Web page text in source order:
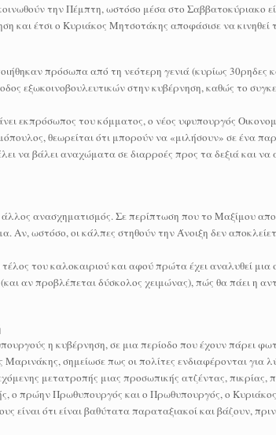
την Πέμπτη, ωστόσο μέσα στο Σαββατοκύριακο
και έτσι ο Κυριάκος Μητσοτάκης αποφάσισε να κινηθεί
πρόσωπα από τη νεότερη γενιά (κυρίως 30ρηδες
εξωκοινοβουλευτικών στην κυβέρνηση, καθώς το
εκπρόσωπος του κόμματος, ο νέος υφυπουργός
θεωρείται ότι μπορούν να «μιλήσουν» σε ένα
να βάλει αναχώματα σε διαρροές προς τα δεξιά και να
ανασχηματισμός. Σε περίπτωση που το Μαξίμου
Αν, ωστόσο, οι κάλπες στηθούν την Άνοιξη δεν
του καλοκαιριού και αφού πρώτα έχει αναλυθεί μια
αν προβλέπεται δύσκολος χειμώνας), πώς θα πάει η
η κυβέρνηση, σε μια περίοδο που έχουν πάρει
σημείωσε πως οι πολίτες ενδιαφέρονται για
μετατροπής μιας προσωπικής ατζέντας,
ο πρώην Πρωθυπουργός και ο Πρωθυπουργός, ο
είναι ότι είναι βαθύτατα παραταξιακοί και βάζουν,